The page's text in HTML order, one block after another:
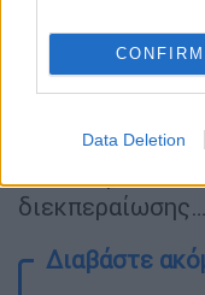
CONFIRM
Data Deletion
Αυτό σημαίνει
Υπουργείο
τελευταίες
διεκπεραίωσης…
Διαβάστε